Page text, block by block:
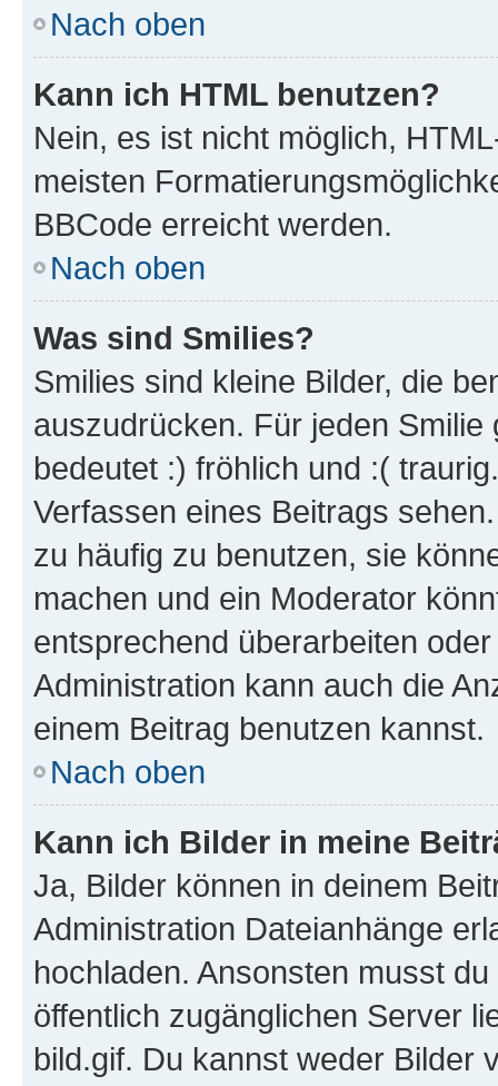
Nach oben
Kann ich HTML benutzen?
Nein, es ist nicht möglich,
meisten
BBCode erreicht werden.
Nach oben
Was sind Smilies?
Smilies sind kleine Bilder, die
auszudrücken. Für jeden
bedeutet :) fröhlich und :(
Verfassen eines Beitrags
zu häufig zu benutzen, sie
machen und ein Moderator
entsprechend überarbeiten
Administration kann auch die
einem Beitrag benutzen kannst.
Nach oben
Kann ich Bilder in meine
Ja, Bilder können in deinem
Administration Dateianhänge
hochladen. Ansonsten musst
öffentlich zugänglichen Server
bild.gif. Du kannst weder Bilder